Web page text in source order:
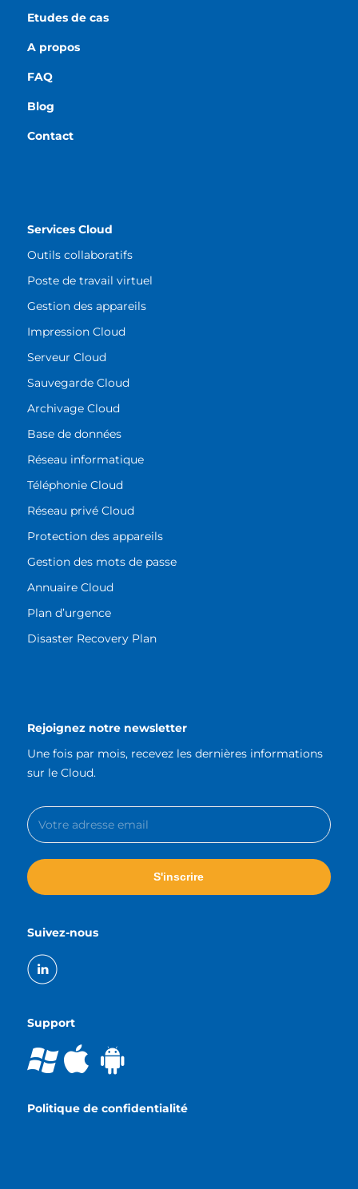
Etudes de cas
A propos
FAQ
Blog
Contact
Services Cloud
Outils collaboratifs
Poste de travail virtuel
Gestion des appareils
Impression Cloud
Serveur Cloud
Sauvegarde Cloud
Archivage Cloud
Base de données
Réseau informatique
Téléphonie Cloud
Réseau privé Cloud
Protection des appareils
Gestion des mots de passe
Annuaire Cloud
Plan d’urgence
Disaster Recovery Plan
Rejoignez notre newsletter
Une fois par mois, recevez les dernières informations
sur le Cloud.
Suivez-nous
Support
Politique de confidentialité